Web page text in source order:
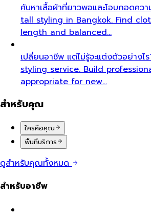
ค้นหาเสื้อผ้าที่ยาวพอและโอบกอดค
tall styling in Bangkok. Find
length and balanced…
เปลี่ยนอาชีพ แต่ไม่รู้จะแต่งตัวอย่างไร
styling service. Build
appropriate for new…
สำหรับคุณ
ใครคือคุณ
พื้นที่บริการ
ดูสำหรับคุณทั้งหมด
สำหรับอาชีพ